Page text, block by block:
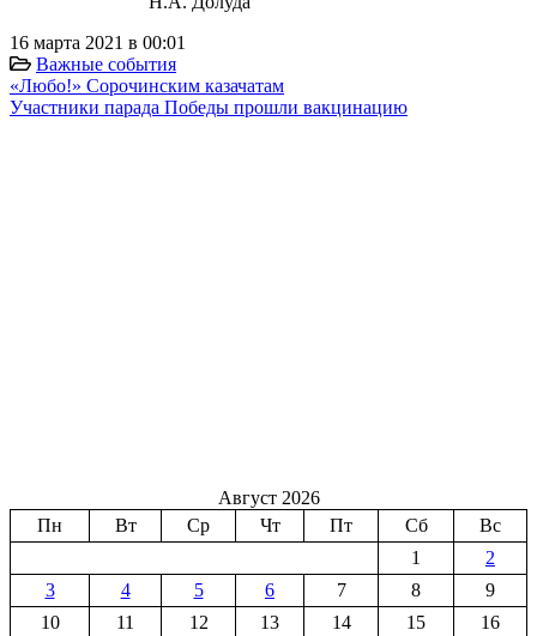
16 марта 2021 в 00:01
Важные события
«Любо!» Сорочинским казачатам
Участники парада Победы прошли вакцинацию
Август 2026
Пн
Вт Ср Чт Пт Сб
Вс
1
2
3
4 5 6 7 8
9
10
11 12 13 14 15
16